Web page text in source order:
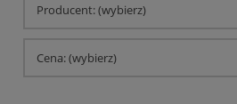
Producent: (wybierz)
Cena: (wybierz)